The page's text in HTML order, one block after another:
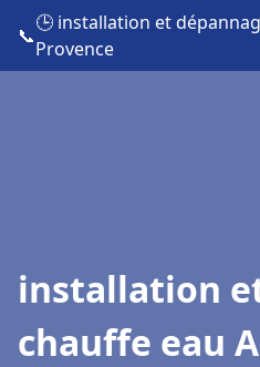
📞
🕒 installation et
Provence
installation
chauffe eau